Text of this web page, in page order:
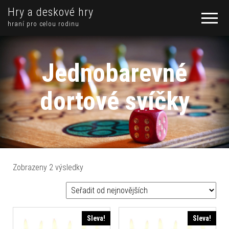
Hry a deskové hry
hraní pro celou rodinu
Jednobarevné
dortové svíčky
Zobrazeny 2 výsledkySeřazeno od nejnovějších
Sleva! Sleva!